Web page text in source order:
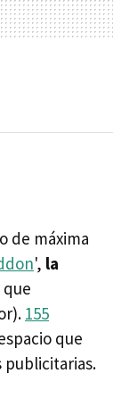
de máxima
', la
que
155
que